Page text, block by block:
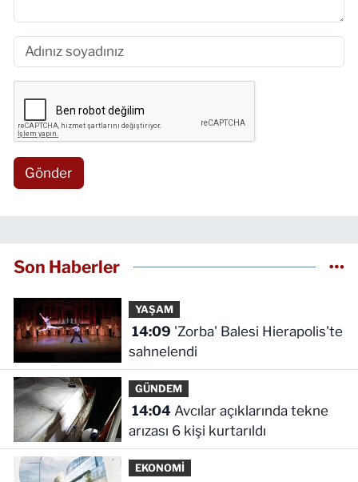
Gönder
Son Haberler
YAŞAM
14:09
sahnelendi
GÜNDEM
14:04Avcılar açıklarında tekne
arızası 6 kişi kurtarıldı
EKONOMİ